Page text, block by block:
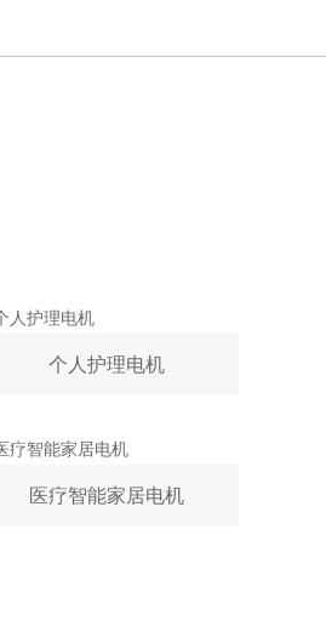
个人护理电机
医疗智能家居电机